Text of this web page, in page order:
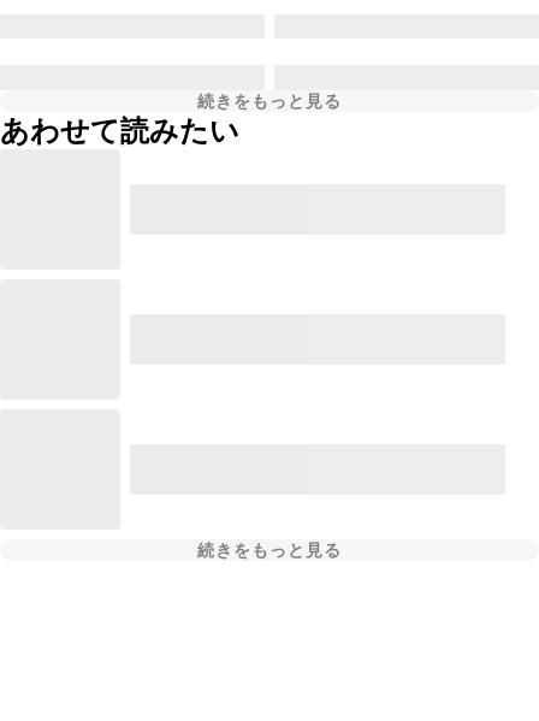
続きをもっと見る
あわせて読みたい
続きをもっと見る